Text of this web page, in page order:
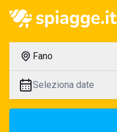
Fano
Seleziona date